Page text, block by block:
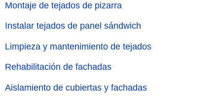
Montaje de tejados de pizarra
Instalar tejados de panel sándwich
Limpieza y mantenimiento de tejados
Rehabilitación de fachadas
Aislamiento de cubiertas y fachadas